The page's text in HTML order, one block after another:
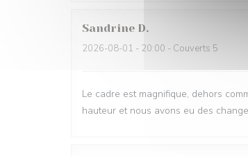
Sandrine D
2026-08-01 - 20:00 - Couverts 5
Le cadre est magnifique, dehors
hauteur et nous avons eu des